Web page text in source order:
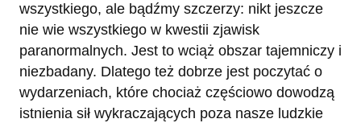
wszystkiego, ale bądźmy szczerzy: nikt jeszcze
nie wie wszystkiego w kwestii zjawisk
paranormalnych. Jest to wciąż obszar tajemniczy i
niezbadany. Dlatego też dobrze jest poczytać o
wydarzeniach, które chociaż częściowo dowodzą
istnienia sił wykraczających poza nasze ludzkie